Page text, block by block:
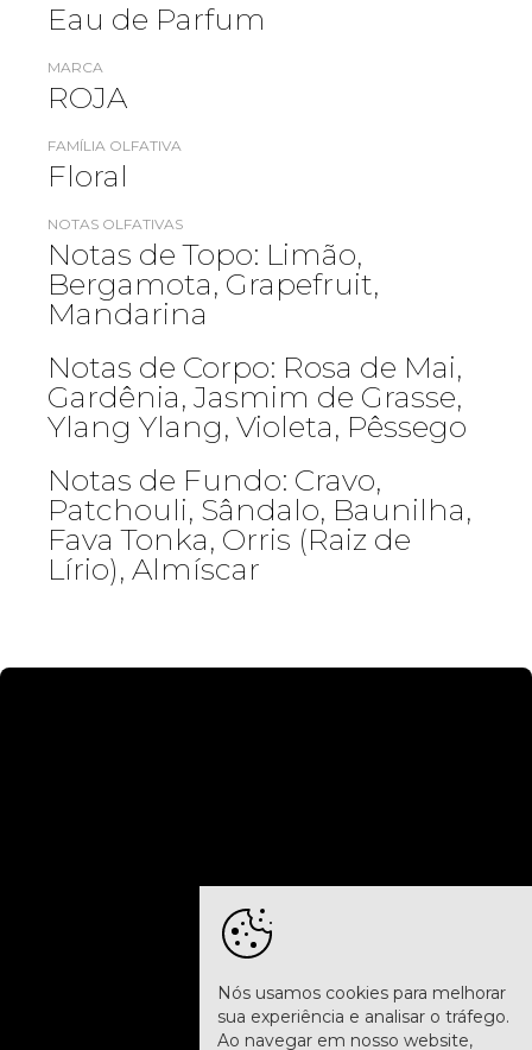
Eau de Parfum
MARCA
ROJA
FAMÍLIA OLFATIVA
Floral
NOTAS OLFATIVAS
Notas de Topo: Limão,
Bergamota, Grapefruit,
Mandarina
Notas de Corpo: Rosa de Mai,
Gardênia, Jasmim de Grasse,
Ylang Ylang, Violeta, Pêssego
Notas de Fundo: Cravo,
Patchouli, Sândalo, Baunilha,
Fava Tonka, Orris (Raiz de
Lírio), Almíscar
Nós usamos cookies para melhorar
sua experiência e analisar o tráfego.
Ao navegar em nosso website,